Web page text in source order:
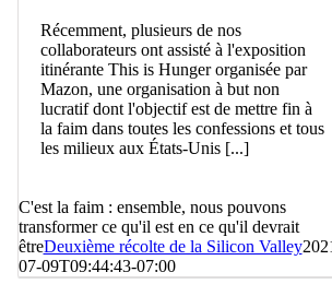
Récemment, plusieurs de nos
collaborateurs ont assisté à l'exposition
itinérante This is Hunger organisée par
Mazon, une organisation à but non
lucratif dont l'objectif est de mettre fin à
la faim dans toutes les confessions et tous
les milieux aux États-Unis [...]
C'est la faim : ensemble, nous pouvons
transformer ce qu'il est en ce qu'il devrait
êtreDeuxième récolte de la Silicon Valley
07-09T09:44:43-07:00